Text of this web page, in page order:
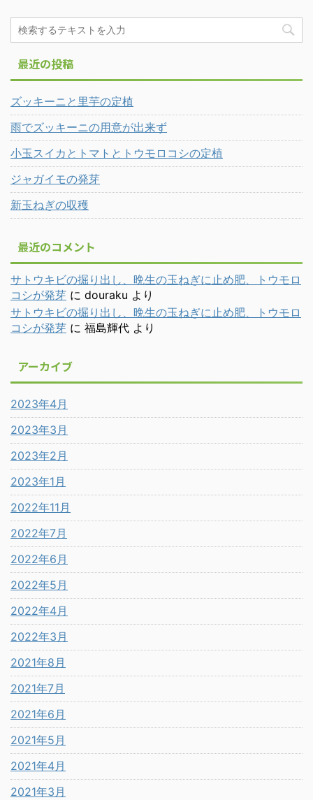
最近の投稿
ズッキーニと里芋の定植
雨でズッキーニの用意が出来ず
小玉スイカとトマトとトウモロコシの定植
ジャガイモの発芽
新玉ねぎの収穫
最近のコメント
サトウキビの掘り出し、晩生の玉ねぎに止め肥、トウモロ
コシが発芽 に douraku より
サトウキビの掘り出し、晩生の玉ねぎに止め肥、トウモロ
コシが発芽 に 福島輝代 より
アーカイブ
2023年4月
2023年3月
2023年2月
2023年1月
2022年11月
2022年7月
2022年6月
2022年5月
2022年4月
2022年3月
2021年8月
2021年7月
2021年6月
2021年5月
2021年4月
2021年3月